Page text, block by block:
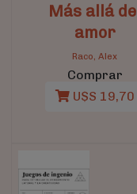
Más allá del
amor
Raco, Alex
Comprar
U$S 19,70